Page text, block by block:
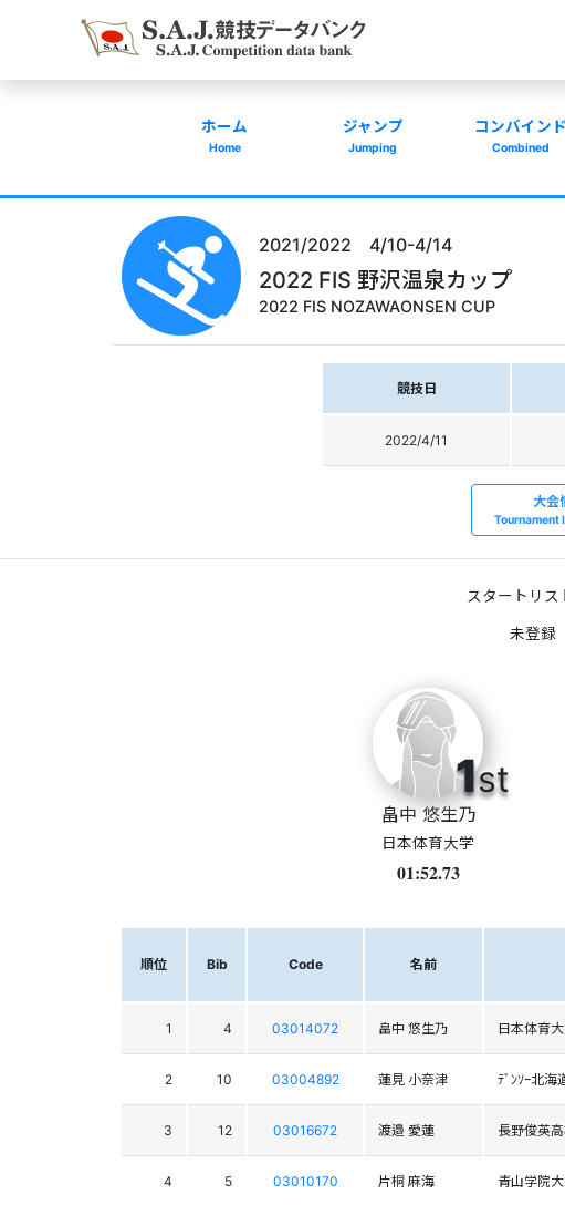
ホーム
Home
ジャンプ
Jumping
コンバインド
Combined
2021/2022 4/10-4/14
2022 FIS 野沢温泉カップ
2022 FIS NOZAWAONSEN CUP
競技日
2022/4/11
大会
Tournament
スタートリス
1st
畠中 悠生乃
日本体育大学
01:52.73
順位 Bib Code 名前
1 4 03014072 畠中 悠生乃 日本体育
2 10 03004892 蓮見 小奈津 ﾃﾞﾝｿｰ北海
3 12 03016672 渡邉 愛蓮 長野俊英
4 5 03010170 片桐 麻海 青山学院